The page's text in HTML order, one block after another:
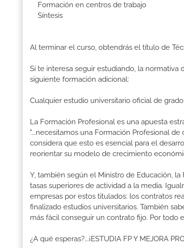
Formación en centros de trabajo
Síntesis
Al terminar el curso, obtendrás el título de
Si te interesa seguir estudiando, la
siguiente formación adicional:
Cualquier estudio universitario oficial de grado
La Formación Profesional es una apuesta
"...necesitamos una Formación Profesional
considera que esto es esencial para el
reorientar su modelo de crecimiento
Y, también según el Ministro de Educación,
tasas superiores de actividad a la media.
empresas por estos titulados: los contratos
finalizado estudios universitarios. También
más fácil conseguir un contrato fijo. Por todo
¿A qué esperas?...¡ESTUDIA FP Y MEJORA